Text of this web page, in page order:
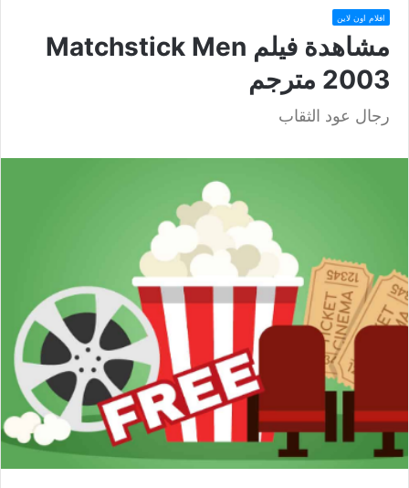
افلام اون لاين
مشاهدة فيلم Matchstick Men
2003 مترجم
رجال عود الثقاب